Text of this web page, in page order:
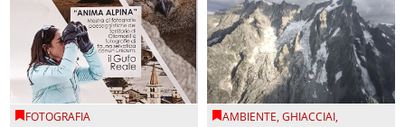
FOTOGRAFIA AMBIENTE,GHIACCIAI,